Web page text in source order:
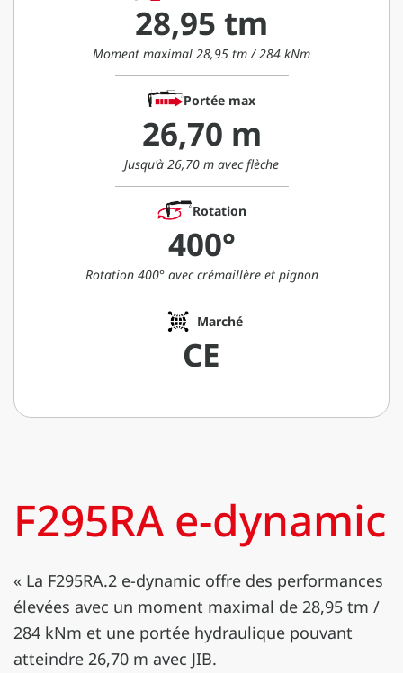
28,95 tm
Moment maximal 28,95 tm / 284 kNm
Portée max
26,70 m
Jusqu'à 26,70 m avec flèche
Rotation
400°
Rotation 400° avec crémaillère et pignon
Marché
CE
F295RA e-dynamic
« La F295RA.2 e-dynamic offre des performances
élevées avec un moment maximal de 28,95 tm /
284 kNm et une portée hydraulique pouvant
atteindre 26,70 m avec JIB.